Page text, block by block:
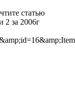
статью
2 за 2006г